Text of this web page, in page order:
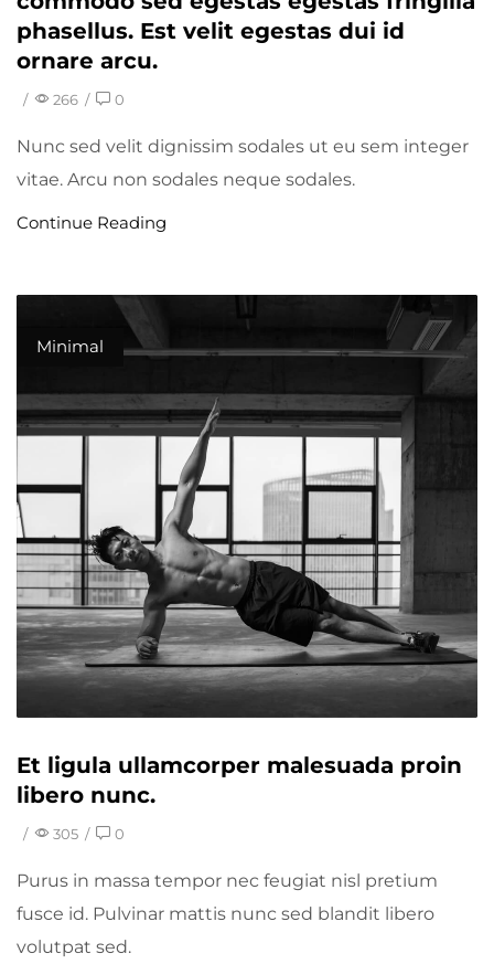
phasellus. Est velit egestas dui id
ornare arcu.
/ 266 / 0
Nunc sed velit dignissim sodales ut eu sem integer
vitae. Arcu non sodales neque sodales.
Continue Reading
Minimal
Et ligula ullamcorper malesuada proin
libero nunc.
/ 305 / 0
Purus in massa tempor nec feugiat nisl pretium
fusce id. Pulvinar mattis nunc sed blandit libero
volutpat sed.